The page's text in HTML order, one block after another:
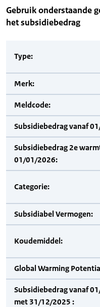
Gebruik onderstaande
het subsidiebedrag
Type:
Merk:
Meldcode:
Subsidiebedrag vanaf
Subsidiebedrag 2e
01/01/2026:
Categorie:
Subsidiabel Vermogen:
Koudemiddel:
Global Warming
Subsidiebedrag vanaf
met 31/12/2025 :